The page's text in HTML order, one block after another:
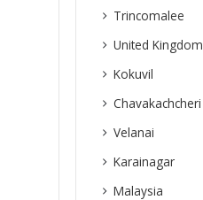
Trincomalee
United Kingdom
Kokuvil
Chavakachcheri
Velanai
Karainagar
Malaysia